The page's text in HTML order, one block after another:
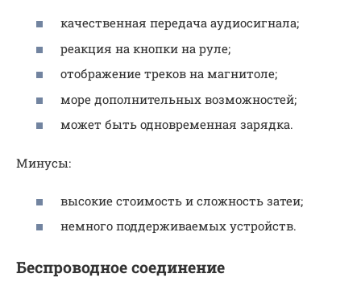
качественная передача аудиосигнала;
реакция на кнопки на руле;
отображение треков на магнитоле;
море дополнительных возможностей;
может быть одновременная зарядка.
Минусы:
высокие стоимость и сложность затеи;
немного поддерживаемых устройств.
Беспроводное соединение